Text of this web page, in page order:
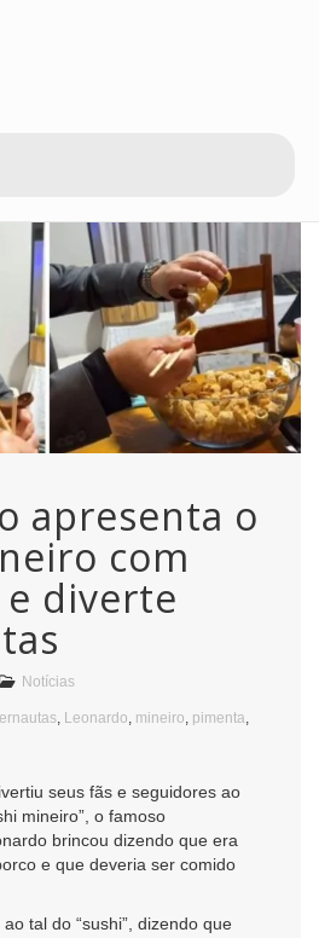
apresenta o
com
diverte
Notícias
Leonardo mineiro pimenta
seus fãs e seguidores ao
mineiro”, o famoso
brincou dizendo que era
e que deveria ser comido
tal do “sushi”, dizendo que